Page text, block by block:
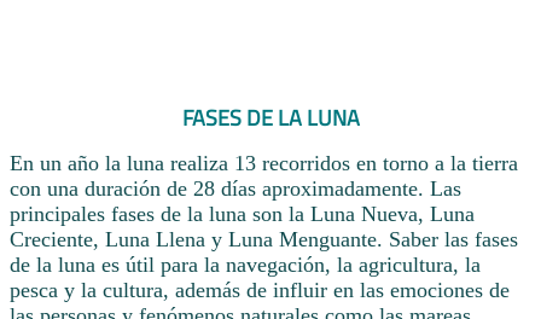
FASES DE LA LUNA
En un año la luna realiza 13 recorridos en torno a la tierra
con una duración de 28 días aproximadamente. Las
principales fases de la luna son la Luna Nueva, Luna
Creciente, Luna Llena y Luna Menguante. Saber las fases
de la luna es útil para la navegación, la agricultura, la
pesca y la cultura, además de influir en las emociones de